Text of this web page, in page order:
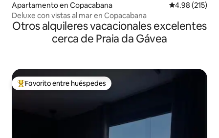
Apartamento en Copacabana Calificación
4.98 (215)
Deluxe con vistas al mar en Copacabana
Otros alquileres vacacionales excelentes
cerca de Praia da Gávea
Favorito entre huéspedes preferido
Favorito entre huéspedes